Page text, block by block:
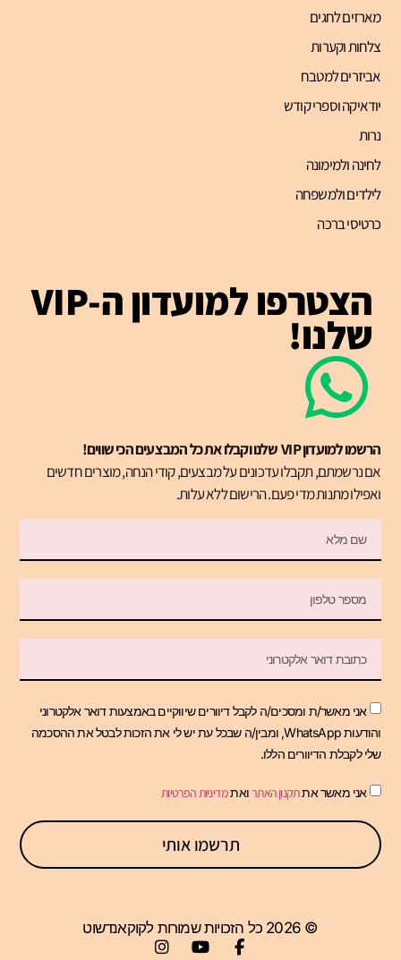
מארזים לחגים
צלחות וקערות
אביזרים למטבח
יודאיקה וספרי קודש
נרות
לחינה ולמימונה
לילדים ולמשפחה
כרטיסי ברכה
הצטרפו למועדון ה-VIP
שלנו!
הרשמו למועדון VIP שלנו וקבלו את כל המבצעים הכי שווים!
אם נרשמתם, תקבלו עדכונים על מבצעים, קודי הנחה, מוצרים חדשים
ואפילו מתנות מדי פעם. הרישום ללא עלות.
אני מאשר/ת ומסכים/ה לקבל דיוורים שיווקיים באמצעות דואר אלקטרוני
והודעות WhatsApp, ומבין/ה שבכל עת יש לי את הזכות לבטל את ההסכמה
שלי לקבלת הדיוורים הללו.
אני מאשר אתתקנון האתרואתמדיניות הפרטיות
תרשמו אותי
© 2026 כל הזכויות שמורות לקוקאנדשוט